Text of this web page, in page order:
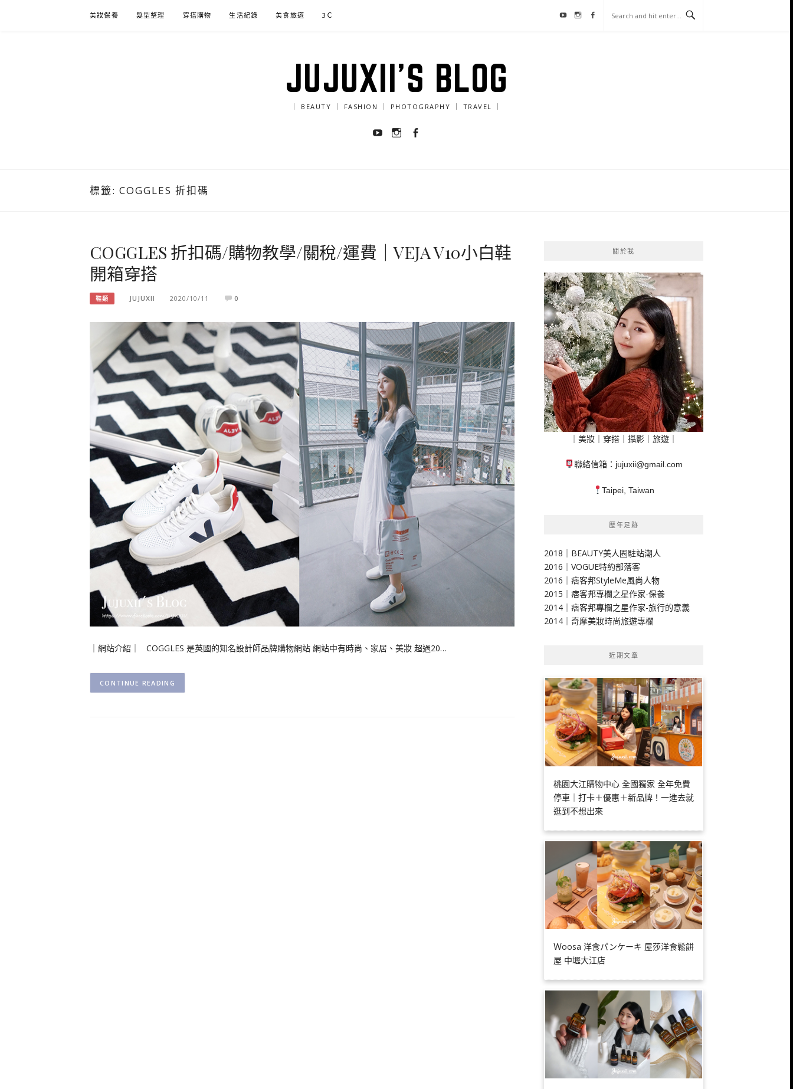
美妝保養 髮型整理 穿搭購物 生活紀錄 美食旅遊 3Ｃ Youtube
Instagram
Facebook
JUJUXII'S BLOG
｜ BEAUTY ｜ FASHION ｜ PHOTOGRAPHY ｜ TRAVEL ｜
YoutubeInstagram
標籤: COGGLES 折扣碼
COGGLES 折扣碼/購物教學/關稅/運費｜VEJA V10小白鞋
開箱穿搭
鞋類 JUJUXII 2020/10/11 0
｜網站介紹｜ COGGLES 是英國的知名設計師品牌購物網站 網站中有時尚、家居、美妝 超過20…
CONTINUE READING
關於我
｜美妝｜穿搭｜攝影｜旅遊｜
聯絡信箱： jujuxii@gmail.com
Taipei, Taiwan
歷年足跡
2018｜BEAUTY美人圈駐站潮人
2016｜VOGUE特約部落客
2016｜痞客邦StyleMe風尚人物
2015｜痞客邦專欄之星作家-保養
2014｜痞客邦專欄之星作家-旅行的意義
2014｜奇摩美妝時尚旅遊專欄
近期文章
桃園大江購物中心 全國獨家 全年免費
停車｜打卡＋優惠＋新品牌！一進去就
逛到不想出來
Ｗoosa 洋食パンケーキ 屋莎洋食鬆餅
屋 中壢大江店